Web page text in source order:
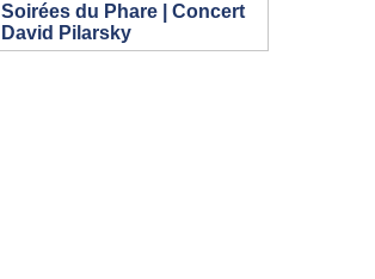
Soirées du Phare | Concert
David Pilarsky